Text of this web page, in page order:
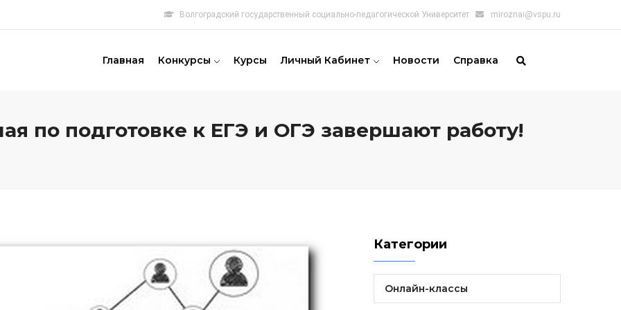
Волгоградский государственный социально-педагогической Университет miroznai@vspu.ru
Главная Конкурсы Курсы Личный Кабинет Новости Справка
по подготовке к ЕГЭ и ОГЭ завершают работу!
Категории
Онлайн-классы